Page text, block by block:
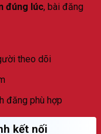
đúng lúc, bài đăng
theo dõi
đăng phù hợp
kết nối